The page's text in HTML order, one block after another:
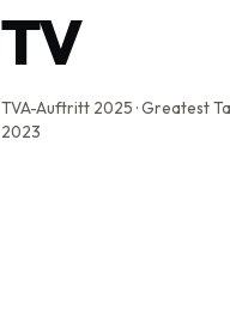
TV
TVA-Auftritt 2025 · Greatest
2023